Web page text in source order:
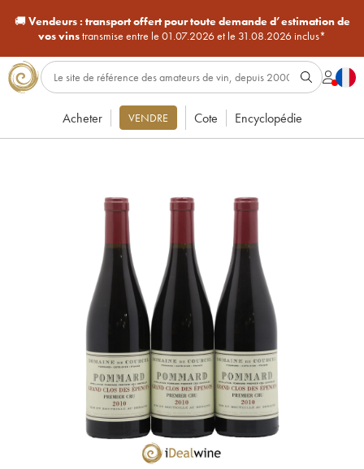
🚚Vendeurs : transport offert pour toute demande d’estimation de
vos vinstransmise entre le 01.07.2026 et le 31.08.2026 inclus*
Acheter VENDRE Cote Encyclopédie